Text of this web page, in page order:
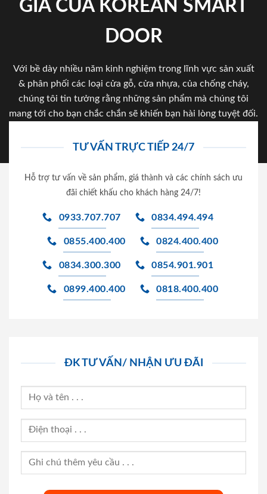
GIA CỦA KOREAN SMART
DOOR
Với bề dày nhiều năm kinh nghiệm trong lĩnh vực sản xuất
& phân phối các loại cửa gỗ, cửa nhựa, của chống cháy,
chúng tôi tin tưởng rằng những sản phẩm mà chúng tôi
mang tới cho bạn chắc chắn sẽ khiến bạn hài lòng tuyệt đối.
TƯ VẤN TRỰC TIẾP 24/7
Hỗ trợ tư vấn về sản phẩm, giá thành và các chính sách ưu
đãi chiết khấu cho khách hàng 24/7!
0933.707.707 0834.494.494
0855.400.400 0824.400.400
0834.300.300 0854.901.901
0899.400.400 0818.400.400
ĐK TƯ VẤN/ NHẬN ƯU ĐÃI